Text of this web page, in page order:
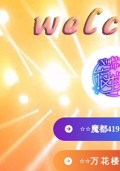
⭐⭐魔都419
⭐⭐万 花 楼